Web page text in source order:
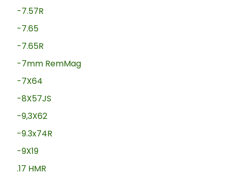
-7.57R
-7.65
-7.65R
-7mm RemMag
-7X64
-8X57JS
-9,3X62
-9.3x74R
-9X19
.17 HMR